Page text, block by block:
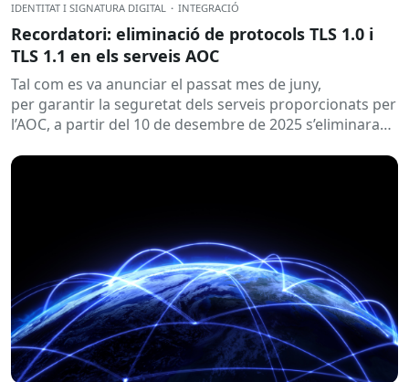
IDENTITAT I SIGNATURA DIGITAL · INTEGRACIÓ
Recordatori: eliminació de protocols TLS 1.0 i
TLS 1.1 en els serveis AOC
Tal com es va anunciar el passat mes de juny,
per garantir la seguretat dels serveis proporcionats per
l’AOC, a partir del 10 de desembre de 2025 s’eliminaran